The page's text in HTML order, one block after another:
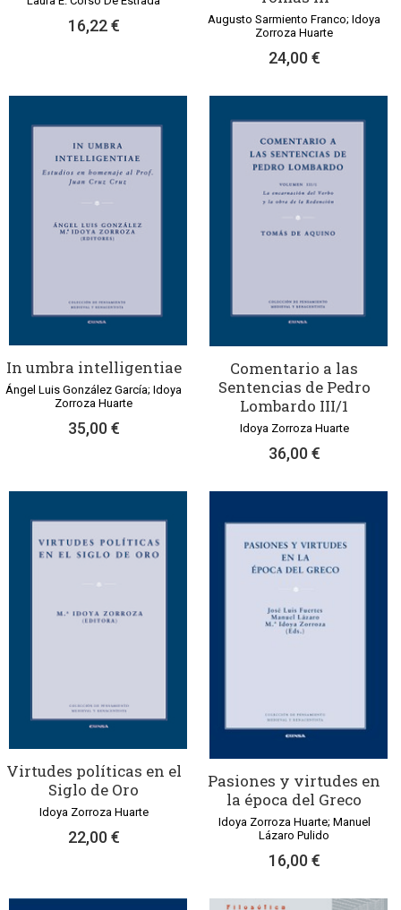
16,22 €
Augusto Sarmiento Franco; Idoya
Zorroza Huarte
24,00 €
In umbra intelligentiae
Ángel Luis González García; Idoya
Zorroza Huarte
35,00 €
Comentario a las
Sentencias de Pedro
Lombardo III/1
Idoya Zorroza Huarte
36,00 €
Virtudes políticas en el
Siglo de Oro
Idoya Zorroza Huarte
22,00 €
Pasiones y virtudes en
la época del Greco
Idoya Zorroza Huarte; Manuel
Lázaro Pulido
16,00 €